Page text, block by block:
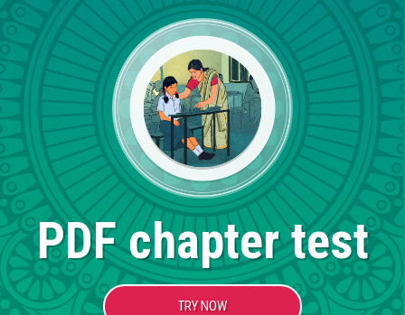
PDF chapter test
TRY NOW